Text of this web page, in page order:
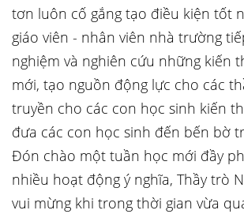
tơn luôn cố gắng tạo điều kiện tốt
giáo viên - nhân viên nhà trường
nghiệm và nghiên cứu những kiến
mới, tạo nguồn động lực cho các
truyền cho các con học sinh kiến
đưa các con học sinh đến bến bờ
Đón chào một tuần học mới đầy
nhiều hoạt động ý nghĩa, Thầy trò
vui mừng khi trong thời gian vừa